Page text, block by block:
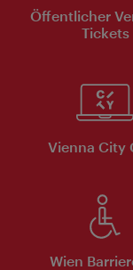
Öffentlicher
Tickets
Vienna City
Wien